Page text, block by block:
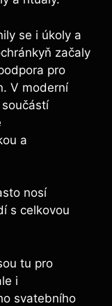
⁢se i úkoly a
začaly
pro
V‍ moderní
a
nosí
s celkovou
tu pro
i
svatebního